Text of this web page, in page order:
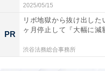
2025/05/15
PR
リボ地獄から抜け出し
ヶ月停止して『大幅に
渋谷法務総合事務所